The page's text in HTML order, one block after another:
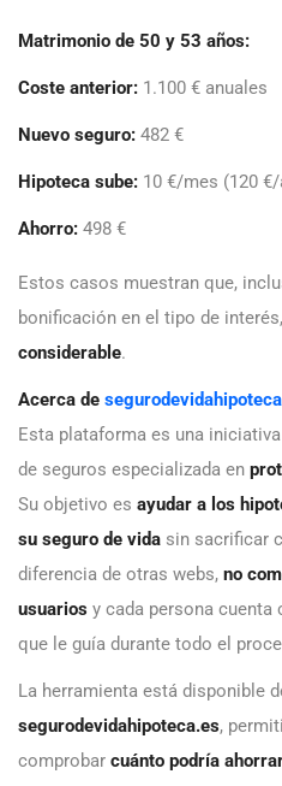
Matrimonio de 50 y 53 años:
Coste anterior: 1.100 € anuales
Nuevo seguro: 482 €
Hipoteca sube: 10 €/mes (120
Ahorro: 498 €
Estos casos muestran que,
bonificación en el tipo de interés,
considerable.
Acerca de
Esta plataforma es una
de seguros especializada en
Su objetivo es ayudar a los
su seguro de vida sin sacrificar
diferencia de otras webs, no
usuarios y cada persona cuenta
que le guía durante todo el
La herramienta está disponible
segurodevidahipoteca.es,
comprobar cuánto podría